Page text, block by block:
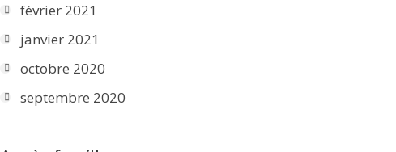
février 2021
janvier 2021
octobre 2020
septembre 2020